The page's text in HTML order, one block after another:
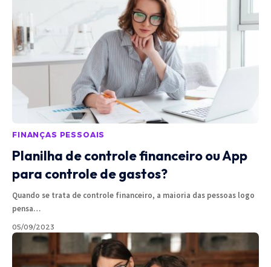
FINANÇAS PESSOAIS
Planilha de controle financeiro ou App
para controle de gastos?
Quando se trata de controle financeiro, a maioria das pessoas logo
pensa…
05/09/2023